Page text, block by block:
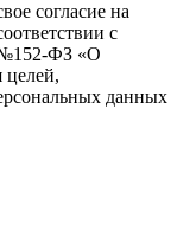
согласие на
с
№152-ФЗ «О
целей,
данных